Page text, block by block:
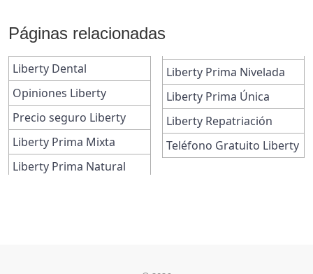
Páginas relacionadas
Liberty Dental
Opiniones Liberty
Precio seguro Liberty
Liberty Prima Mixta
Liberty Prima Natural
Liberty Prima Nivelada
Liberty Prima Única
Liberty Repatriación
Teléfono Gratuito Liberty